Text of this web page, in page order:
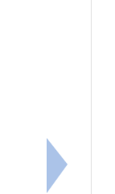
下一筆：